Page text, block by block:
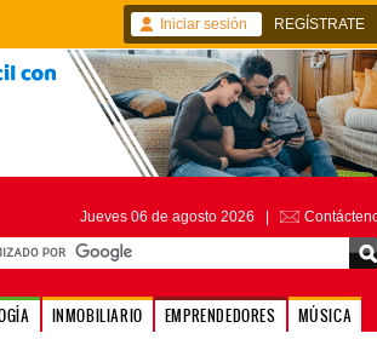
Iniciar sesión REGÍSTRATE
Jueves 06 de agosto 2026 |
INMOBILIARIO EMPRENDEDORES MÚSICA